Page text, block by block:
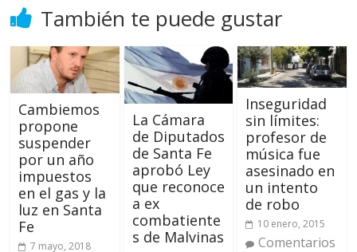
También te puede gustar
Cambiemos
propone
suspender
por un año
impuestos
en el gas y la
luz en Santa
Fe
7 mayo, 2018
La Cámara
de Diputados
de Santa Fe
aprobó Ley
que reconoce
a ex
combatiente
s de Malvinas
Inseguridad
sin límites:
profesor de
música fue
asesinado en
un intento
de robo
10 enero, 2015
Comentarios